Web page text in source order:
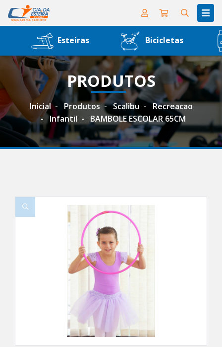
Esteiras Bicicletas
PRODUTOS
Inicial Produtos Scalibu
Recreacao
Infantil
BAMBOLE ESCOLAR 65CM